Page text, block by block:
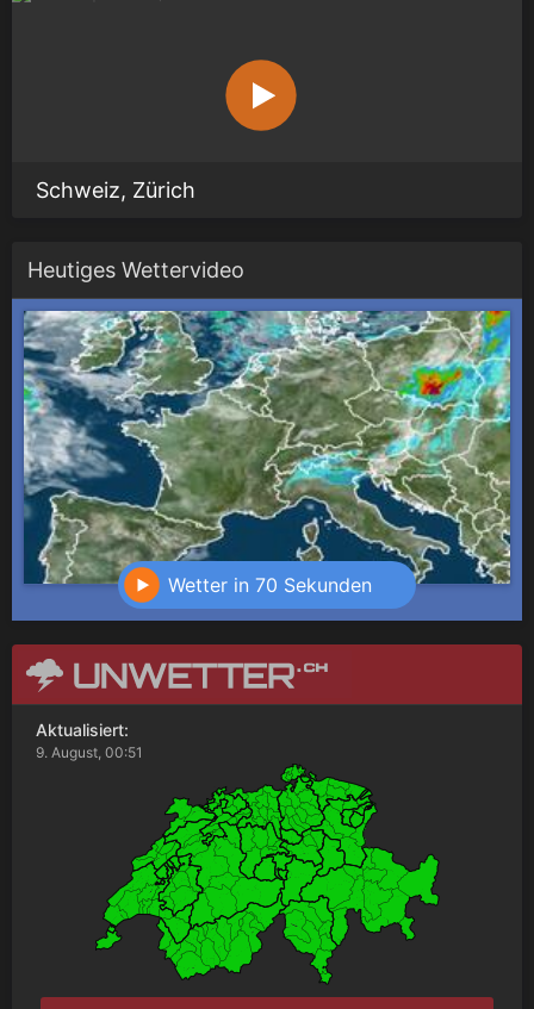
Schweiz, Zürich
Heutiges Wettervideo
Wetter in 70 Sekunden
Aktualisiert:
9. August, 00:51